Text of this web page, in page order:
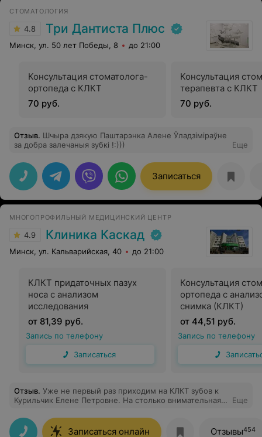
качестве работы, и о клинике, и о себе! Спасибо!
СТОМАТОЛОГИЯ
4.8 Три Дантиста Плюс
Минск, ул. 50 лет Победы, 8 до 21:00
Консультация стоматолога-
ортопеда с КЛКТ
70 руб.
Консультация
терапевта с КЛКТ
70 руб.
Отзыв. Шчыра дзякую Паштарэнка Алене Ўладзіміраўне
за добра залечаныя зубкі !:)))
Еще
Записаться
МНОГОПРОФИЛЬНЫЙ МЕДИЦИНСКИЙ ЦЕНТР
4.9 Клиника Каскад
Минск, ул. Кальварийская, 40 до 21:00
КЛКТ придаточных пазух
носа с анализом
исследования
от 81,39 руб.
Запись по телефону
Записаться
Консультация
ортопеда с
снимка (КЛКТ)
от 44,51 руб.
Запись по телефону
Отзыв. Уже не первый раз приходим на КЛКТ зубов к
Курильчик Елене Петровне. На столько внимательная и
большое клинике Каскад за таких приятных
сотрудников.
Еще
Записаться онлайн Отзывы454